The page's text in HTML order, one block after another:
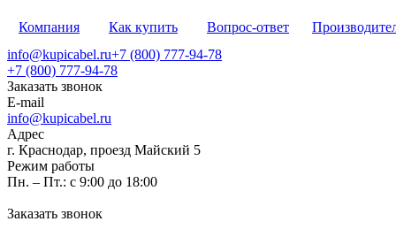
Компания Как купить Вопрос-ответ
info@kupicabel.ru+7 (800) 777-94-78
+7 (800) 777-94-78
Заказать звонок
E-mail
info@kupicabel.ru
Адрес
г. Краснодар, проезд Майский 5
Режим работы
Пн. – Пт.: с 9:00 до 18:00
Заказать звонок